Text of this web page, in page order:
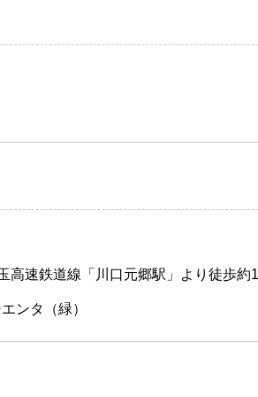
高速鉄道線「川口元郷駅」より徒歩約
ンタ（緑）